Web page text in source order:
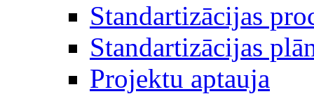
Standartizācijas
Standartizācijas
Projektu aptauja